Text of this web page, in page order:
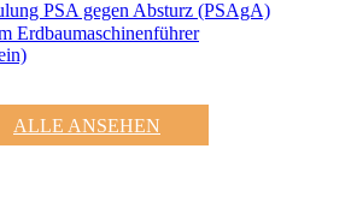
PSA gegen Absturz (PSAgA)
Erdbaumaschinenführer
ALLE ANSEHEN